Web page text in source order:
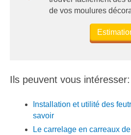
de vos moulures
Ils peuvent vous intéresser:
Installation et utilité des
savoir
Le carrelage en carreaux